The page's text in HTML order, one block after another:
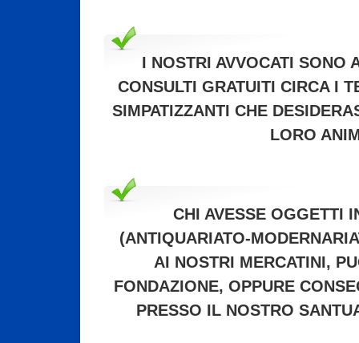
I NOSTRI AVVOCATI SONO
CONSULTI GRATUITI CIRCA I
SIMPATIZZANTI CHE
LORO
CHI AVESSE OGGETTI
(ANTIQUARIATO-
AI NOSTRI MERCATINI,
FONDAZIONE, OPPURE
PRESSO IL NOSTRO